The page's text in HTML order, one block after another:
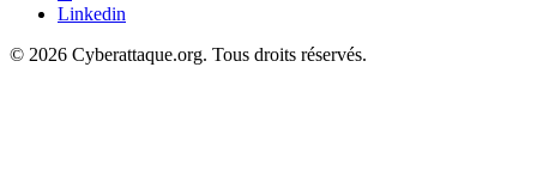
Linkedin
© 2026 Cyberattaque.org. Tous droits réservés.